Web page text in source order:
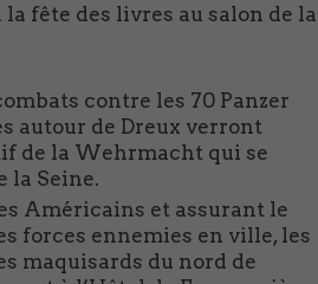
la fête des livres au salon de la
contre les 70 Panzer
autour de Dreux verront
de la Wehrmacht qui se
la Seine.
Américains et assurant le
forces ennemies en ville, les
maquisards du nord de